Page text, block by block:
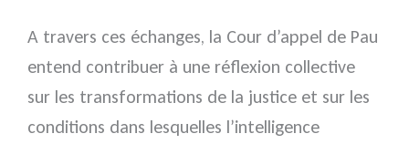
A travers ces échanges, la Cour d’appel de Pau
entend contribuer à une réflexion collective
sur les transformations de la justice et sur les
conditions dans lesquelles l’intelligence